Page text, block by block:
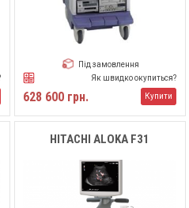
Під замовлення
Як швидко окупиться?
628 600 грн. Купити
HITACHI ALOKA F31